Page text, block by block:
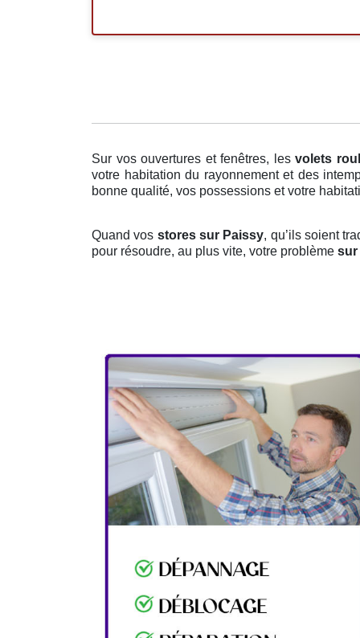
Sur vos ouvertures et fenêtres, lesvolets
votre habitation du rayonnement et des
bonne qualité, vos possessions et votre
Quand vos stores sur Paissy, qu’ils soient
pour résoudre, au plus vite, votre problème sur